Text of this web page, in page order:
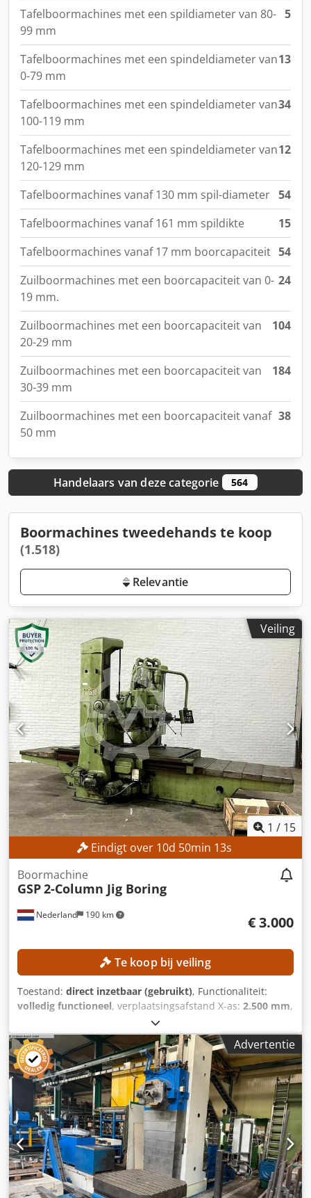
Tafelboormachines met een spildiameter van 80-
99 mm
5
Tafelboormachines met een spindeldiameter van
0-79 mm
13
Tafelboormachines met een spindeldiameter van
100-119 mm
34
Tafelboormachines met een spindeldiameter van
120-129 mm
12
Tafelboormachines vanaf 130 mm spil-diameter 54
Tafelboormachines vanaf 161 mm spildikte
15
Tafelboormachines vanaf 17 mm boorcapaciteit 54
Zuilboormachines met een boorcapaciteit van 0-
19 mm.
24
Zuilboormachines met een boorcapaciteit van
20-29 mm
104
Zuilboormachines met een boorcapaciteit van
30-39 mm
184
Zuilboormachines met een boorcapaciteit vanaf
50 mm
38
Handelaars van deze categorie 564
Boormachines tweedehands te koop
(1.518)
Relevantie
Veiling
1 / 15
Eindigt over 10d 50min 11s
Nederland 190 km
Boormachine
GSP2-Column Jig Boring
€ 3.000
Te koop bij veiling
Toestand: direct inzetbaar (gebruikt), Functionaliteit:
volledig functioneel, verplaatsingsafstand X-as: 2.500 mm,
, verplaatsingsafstand Z-as:
1.100 mm, spindeldiameter:100 mm, aantal assen:3,
TECHNISCHE SPECIFICATIES Verplaatsingsbereik X-as: 2.500
mm Verplaatsingsbereik Y-as: 1.400 mm
Verplaatsingsbereik Z-as: 1.000 mm Dedpfxjzrmncs Aqwjkr
Spindeldiameter: 100 mm Taflengte: 2.200 mm
Tafelbreedte: 1.500 mm MACHINEKENMERKEN Aansturing:
Conventioneel Aantal assen: 3
Advertentie